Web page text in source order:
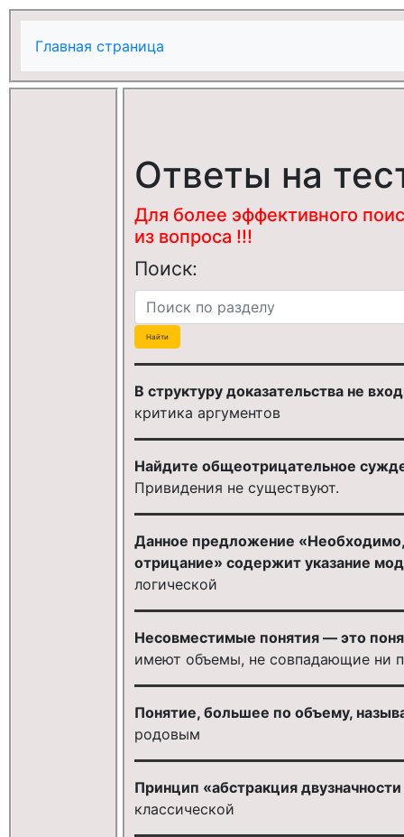
Главная страница
Ответы на
Для более эффективного
из вопроса !!!
Поиск:
В структуру доказательства не
критика аргументов
Найдите общеотрицательное
Привидения не существуют.
Данное предложение
отрицание» содержит указание
логической
Несовместимые понятия — это
имеют объемы, не совпадающие ни
Понятие, большее по объему,
родовым
Принцип «абстракция
классической